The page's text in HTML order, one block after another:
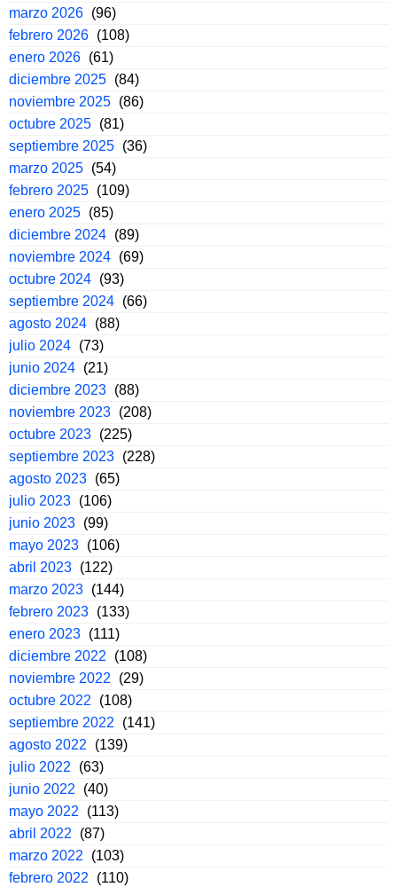
marzo 2026 (96)
febrero 2026 (108)
enero 2026 (61)
diciembre 2025 (84)
noviembre 2025 (86)
octubre 2025 (81)
septiembre 2025 (36)
marzo 2025 (54)
febrero 2025 (109)
enero 2025 (85)
diciembre 2024 (89)
noviembre 2024 (69)
octubre 2024 (93)
septiembre 2024 (66)
agosto 2024 (88)
julio 2024 (73)
junio 2024 (21)
diciembre 2023 (88)
noviembre 2023 (208)
octubre 2023 (225)
septiembre 2023 (228)
agosto 2023 (65)
julio 2023 (106)
junio 2023 (99)
mayo 2023 (106)
abril 2023 (122)
marzo 2023 (144)
febrero 2023 (133)
enero 2023 (111)
diciembre 2022
(108)
noviembre 2022
(29)
octubre 2022
(108)
septiembre 2022
(141)
agosto 2022
(139)
julio 2022
(63)
junio 2022
(40)
mayo 2022
(113)
abril 2022
(87)
marzo 2022
(103)
febrero 2022
(110)